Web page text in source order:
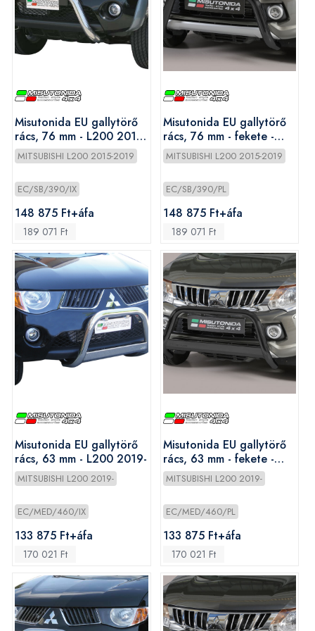
Misutonida EU gallytörő
rács, 76 mm - L200 2015-
2019
MITSUBISHI L200 2015-2019
EC/SB/390/IX
148 875 Ft+áfa
189 071 Ft
Misutonida EU gallytörő
rács, 76 mm - fekete -
L200 2015-2019
MITSUBISHI L200 2015-2019
EC/SB/390/PL
148 875 Ft+áfa
189 071 Ft
Misutonida EU gallytörő
rács, 63 mm - L200 2019-
MITSUBISHI L200 2019-
EC/MED/460/IX
133 875 Ft+áfa
170 021 Ft
Misutonida EU gallytörő
rács, 63 mm - fekete -
L200 2019-
MITSUBISHI L200 2019-
EC/MED/460/PL
133 875 Ft+áfa
170 021 Ft